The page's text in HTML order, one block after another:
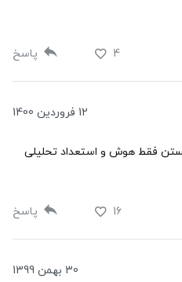
4 پاسخ
12 فروردین 1400
فقط هوش و استعداد تحلیلی
16 پاسخ
30 بهمن 1399